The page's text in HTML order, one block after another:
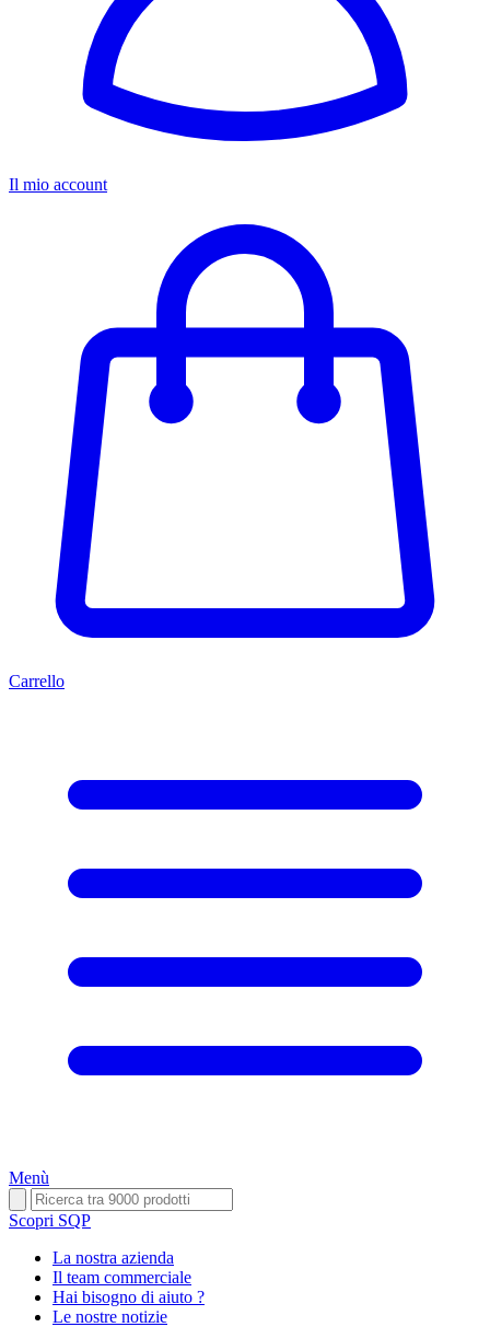
Il mio account
Carrello
Menù
Scopri SQP
La nostra azienda
Il team commerciale
Hai bisogno di aiuto ?
Le nostre notizie